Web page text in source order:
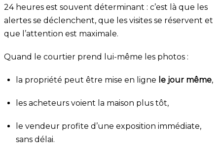
24 heures est souvent déterminant : c’est là que les
alertes se déclenchent, que les visites se réservent et
que l’attention est maximale.
Quand le courtier prend lui-même les photos :
la propriété peut être mise en ligne le jour même,
les acheteurs voient la maison plus tôt,
le vendeur profite d’une exposition immédiate,
sans délai.